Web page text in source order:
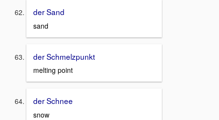
der Sand
sand
der Schmelzpunkt
melting point
der Schnee
snow